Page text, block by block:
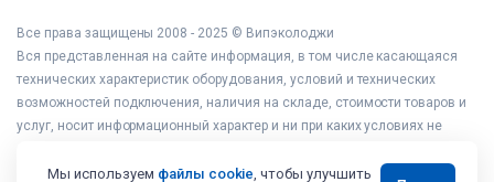
Все права защищены 2008 - 2025 © Випэколоджи
Вся представленная на сайте информация, в том числе касающаяся
технических характеристик оборудования, условий и технических
возможностей подключения, наличия на складе, стоимости товаров и
услуг, носит информационный характер и ни при каких условиях не
Гражданского кодекса РФ.
Мы используем файлы cookie, чтобы улучшить